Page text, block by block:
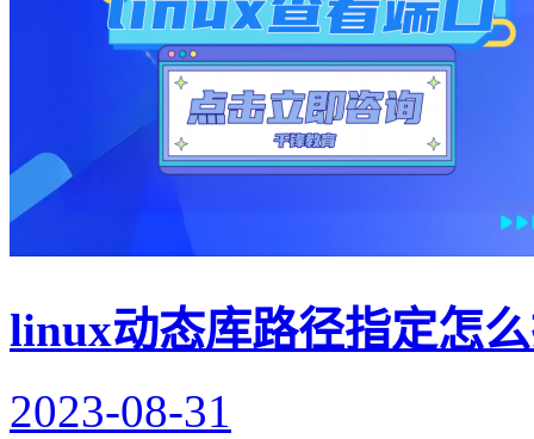
linux动态库路径指定怎
2023-08-31